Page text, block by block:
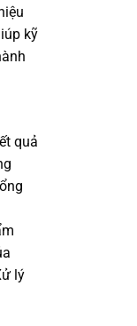
kỹ
quả
lý